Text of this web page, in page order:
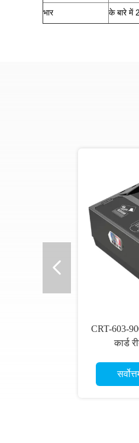
भार के बारे में
CRT-603-
कार्ड